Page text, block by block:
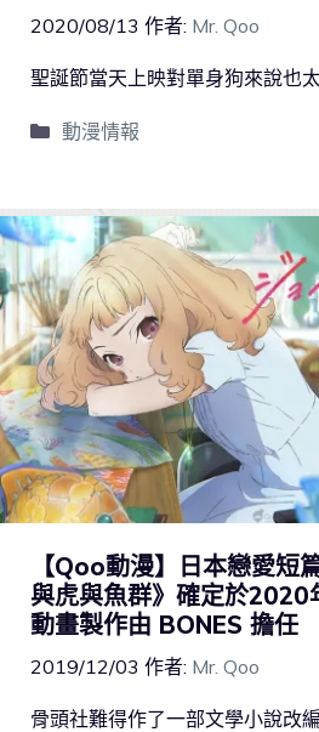
2020/08/13 作者: Mr. Qoo
聖誕節當天上映對單身狗來說也
動漫情報
【Qoo動漫】日本戀愛短
與虎與魚群》確定於
動畫製作由 BONES 擔任
2019/12/03 作者: Mr. Qoo
骨頭社難得作了一部文學小說改